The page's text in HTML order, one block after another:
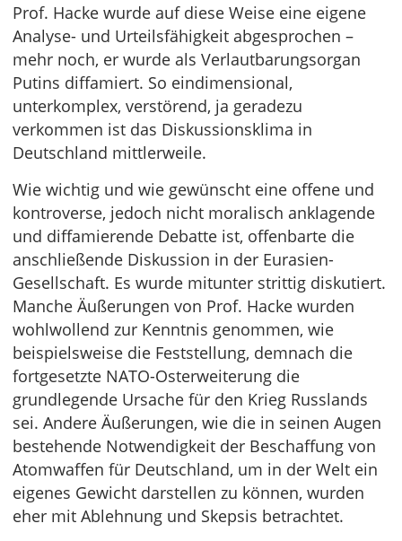
Prof. Hacke wurde auf diese Weise eine eigene
Analyse- und Urteilsfähigkeit abgesprochen –
mehr noch, er wurde als Verlautbarungsorgan
Putins diffamiert. So eindimensional,
unterkomplex, verstörend, ja geradezu
verkommen ist das Diskussionsklima in
Deutschland mittlerweile.
Wie wichtig und wie gewünscht eine offene und
kontroverse, jedoch nicht moralisch anklagende
und diffamierende Debatte ist, offenbarte die
anschließende Diskussion in der Eurasien-
Gesellschaft. Es wurde mitunter strittig diskutiert.
Manche Äußerungen von Prof. Hacke wurden
wohlwollend zur Kenntnis genommen, wie
beispielsweise die Feststellung, demnach die
fortgesetzte NATO-Osterweiterung die
grundlegende Ursache für den Krieg Russlands
sei. Andere Äußerungen, wie die in seinen Augen
bestehende Notwendigkeit der Beschaffung von
Atomwaffen für Deutschland, um in der Welt ein
eigenes Gewicht darstellen zu können, wurden
eher mit Ablehnung und Skepsis betrachtet.